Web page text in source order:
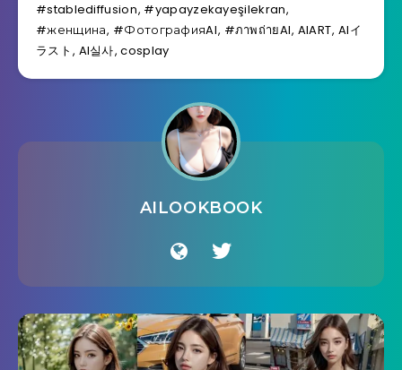
#stablediffusion, #yapayzekayeşilekran,
#женщина, #ФотографияAI, #ภาพถ่ายAI, AIART, AIイ
ラスト , AI실사,cosplay
AILOOKBOOK